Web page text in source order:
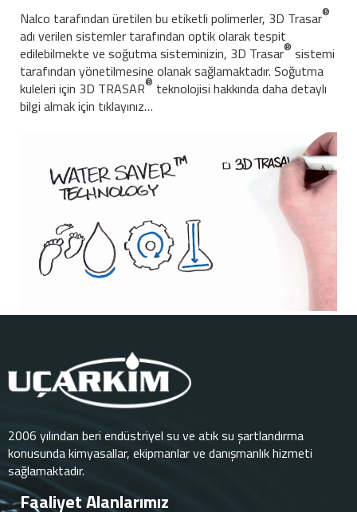
Nalco tarafından üretilen bu etiketli polimerler, 3D Trasar®
adı verilen sistemler tarafından optik olarak tespit
edilebilmekte ve soğutma sisteminizin, 3D Trasar® sistemi
tarafından yönetilmesine olanak sağlamaktadır. Soğutma
kuleleri için 3D TRASAR® teknolojisi hakkında daha detaylı
bilgi almak için tıklayınız…
2006 yılından beri endüstriyel su ve atık su şartlandırma
konusunda kimyasallar, ekipmanlar ve danışmanlık hizmeti
sağlamaktadır.
Faaliyet Alanlarımız